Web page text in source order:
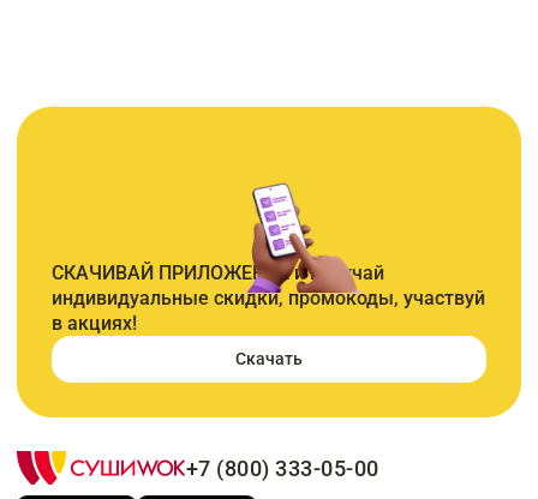
СКАЧИВАЙ ПРИЛОЖЕНИЕ и получай
индивидуальные скидки, промокоды, участвуй
в акциях!
Скачать
+7 (800) 333-05-00